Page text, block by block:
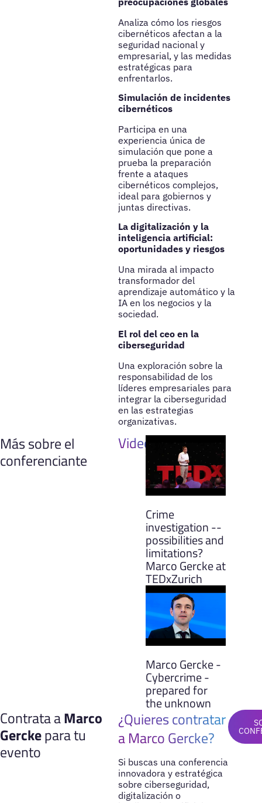
Analiza cómo los riesgos
cibernéticos afectan a la
seguridad nacional y
empresarial, y las medidas
estratégicas para
enfrentarlos.
Simulación de incidentes
cibernéticos
Participa en una
experiencia única de
simulación que pone a
prueba la preparación
frente a ataques
cibernéticos complejos,
ideal para gobiernos y
juntas directivas.
La digitalización y la
inteligencia artificial:
oportunidades y riesgos
Una mirada al impacto
transformador del
aprendizaje automático y la
IA en los negocios y la
sociedad.
El rol del ceo en la
ciberseguridad
Una exploración sobre la
responsabilidad de los
líderes empresariales para
integrar la ciberseguridad
en las estrategias
organizativas.
Más sobre el
conferenciante
Videos
Crime
investigation --
possibilities and
limitations?
Marco Gercke at
TEDxZurich
Marco Gercke -
Cybercrime -
prepared for
the unknown
Contrata aMarco
Gerckepara tu
evento
¿Quieres contratar
a Marco Gercke?
Si buscas una conferencia
innovadora y estratégica
sobre ciberseguridad,
digitalización o